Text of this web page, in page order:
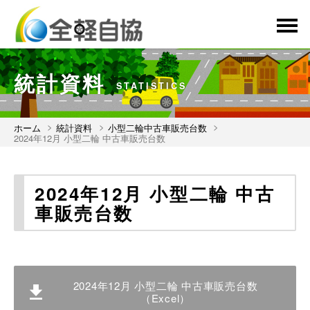
統計資料 STATISTICS
ホーム 統計資料 小型二輪中古車販売台数
2024年12月 小型二輪 中古車販売台数
2024年12月 小型二輪 中古
車販売台数
2024年12月 小型二輪 中古車販売台数
（Excel）